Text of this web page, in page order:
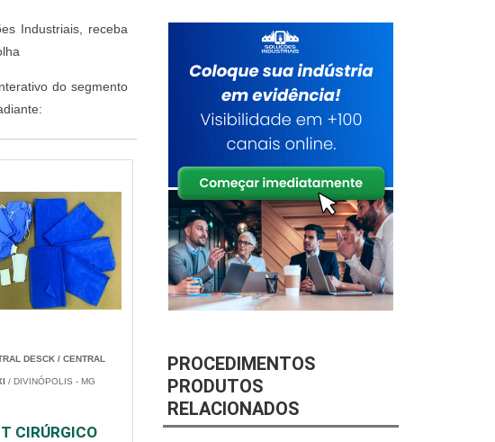
Industriais, receba
do segmento
DESCK / CENTRAL
/ DIVINÓPOLIS - MG
CIRÚRGICO
PROCEDIMENTOS
PRODUTOS
RELACIONADOS